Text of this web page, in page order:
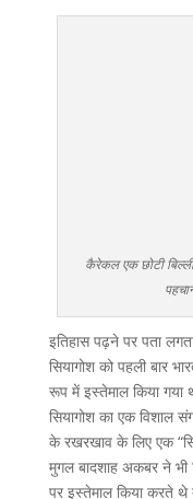
कैरेकल एक छोटी
इतिहास पढ़ने पर पता
सियागोश को पहली बार
रूप में इस्तेमाल किया
सियागोश का एक विशाल
के रखरखाव के लिए एक
मुगल बादशाह अकबर ने भी
पर इस्तेमाल किया करते